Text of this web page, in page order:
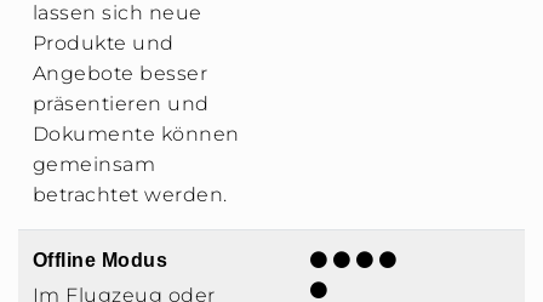
lassen sich neue
Produkte und
Angebote besser
präsentieren und
Dokumente können
gemeinsam
betrachtet werden.
Offline Modus
Im Flugzeug oder